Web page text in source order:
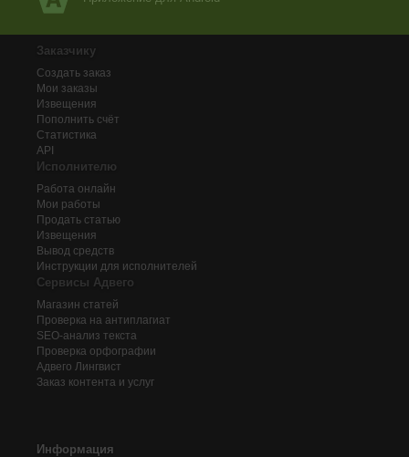
Заказчику
Создать заказ
Мои заказы
Извещения
Пополнить счёт
Статистика
API
Исполнителю
Работа онлайн
Мои работы
Продать статью
Извещения
Вывод средств
Инструкции для исполнителей
Сервисы Адвего
Магазин статей
Проверка на антиплагиат
SEO-анализ текста
Проверка орфографии
Адвего Лингвист
Заказ контента и услуг
Информация